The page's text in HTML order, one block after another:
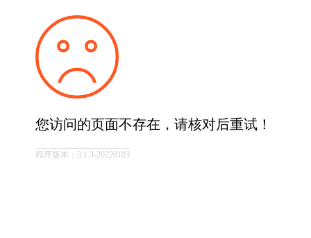
您访问的页面不存在，请核对后重试！
程序版本：3.1.3-20220103